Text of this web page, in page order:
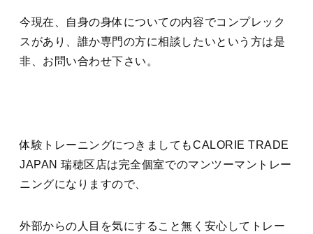
今現在、自身の身体についての内容でコンプレック
スがあり、誰か専門の方に相談したいという方は是
非、お問い合わせ下さい。
体験トレーニングにつきましてもCALORIE TRADE
JAPAN 瑞穂区店は完全個室でのマンツーマントレー
ニングになりますので、
外部からの人目を気にすること無く安心してトレー